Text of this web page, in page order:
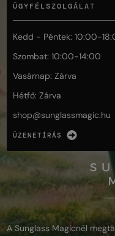
ÜGYFÉLSZOLGÁLAT
Kedd - Péntek: 10:00-
Szombat: 10:00-14:00
Vasárnap: Zárva
Hétfő: Zárva
shop@sunglassmagic.hu
ÜZENETÍRÁS
A Sunglass Magicnél